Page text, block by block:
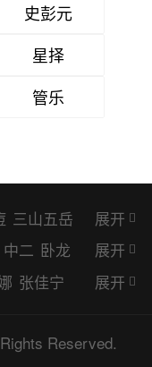
史彭元
星择
管乐
三山五岳
展开
中二 卧龙
CP BUG
BP 猎奇
展开
张佳宁
孙俪 倪
展开
Reserved.